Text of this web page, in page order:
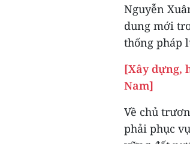
Nguyễn
dung mới
thống pháp
[Xây dựng,
Nam]
Về chủ
phải phục